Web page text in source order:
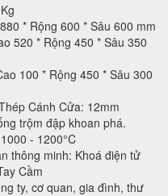
* Rộng 600 * Sâu 600 mm
520 * Rộng 450 * Sâu 350
100 * Rộng 450 * Sâu 300
Cánh Cửa: 12mm
trộm đập khoan phá.
- 1200°C
thông minh: Khoá điện tử
Cầm
ty, cơ quan, gia đình, thư